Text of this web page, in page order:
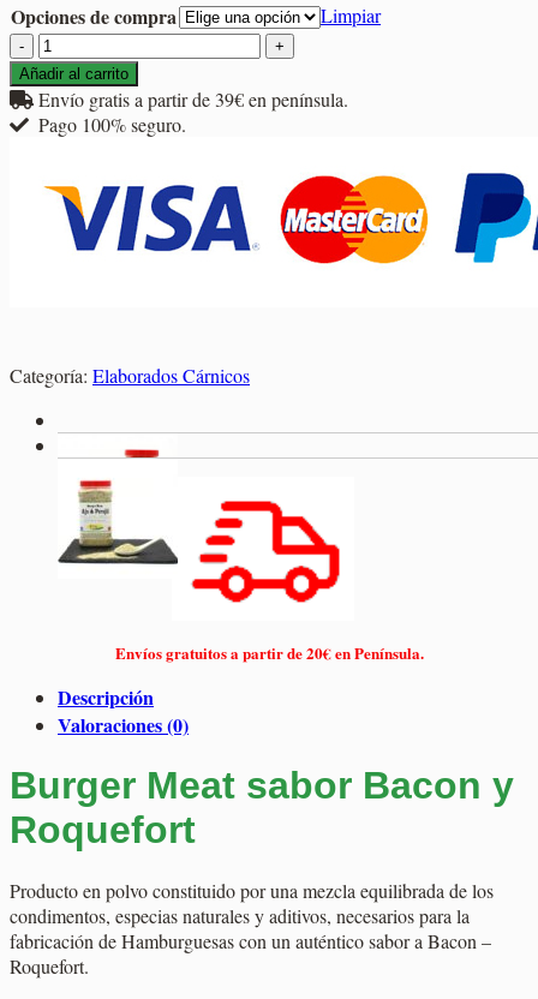
11,30€
Opciones de compra
Limpiar
Burger
Meat
sabor
Bacon
cantidad
Añadir al carrito
Envío gratis a partir de 39€ en península.
Pago 100% seguro.
Categoría: Elaborados Cárnicos
Envíos gratuitos a partir de 20€ en Península.
Descripción
Valoraciones (0)
Burger Meat sabor Bacon y
Roquefort
Producto en polvo constituido por una mezcla equilibrada de los
condimentos, especias naturales y aditivos, necesarios para la
fabricación de Hamburguesas con un auténtico sabor a Bacon –
Roquefort.